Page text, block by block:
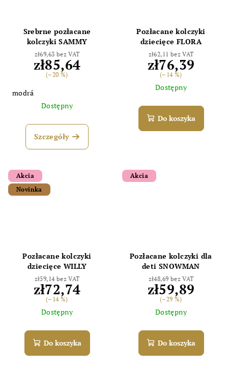
Srebrne pozłacane
kolczyki SAMMY
zł69,63 bez VAT
zł85,64
(–20 %)
modrá
Dostępny
Szczegóły
Pozłacane kolczyki
dziecięce FLORA
zł62,11 bez VAT
zł76,39
(–14 %)
Dostępny
Do koszyka
Akcia
Novinka
Pozłacane kolczyki
dziecięce WILLY
zł59,14 bez VAT
zł72,74
(–14 %)
Dostępny
Do koszyka
Akcia
Pozłacane kolczyki dla
deti SNOWMAN
zł48,69 bez VAT
zł59,89
(–29 %)
Dostępny
Do koszyka